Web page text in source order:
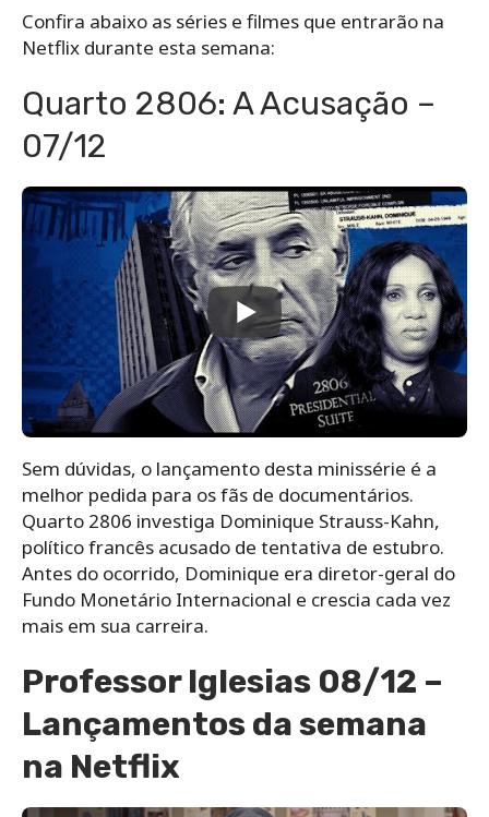
Confira abaixo as séries e filmes que entrarão na
Netflix durante esta semana:
Quarto 2806: A Acusação –
07/12
Sem dúvidas, o lançamento desta minissérie é a
melhor pedida para os fãs de documentários.
Quarto 2806 investiga Dominique Strauss-Kahn,
político francês acusado de tentativa de estubro.
Antes do ocorrido, Dominique era diretor-geral do
Fundo Monetário Internacional e crescia cada vez
mais em sua carreira.
Professor Iglesias 08/12 –
Lançamentos da semana
na Netflix